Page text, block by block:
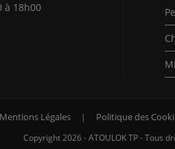
à 18h00
Mentions Légales Politique des
Copyright 2026 - ATOULOK TP - Tous